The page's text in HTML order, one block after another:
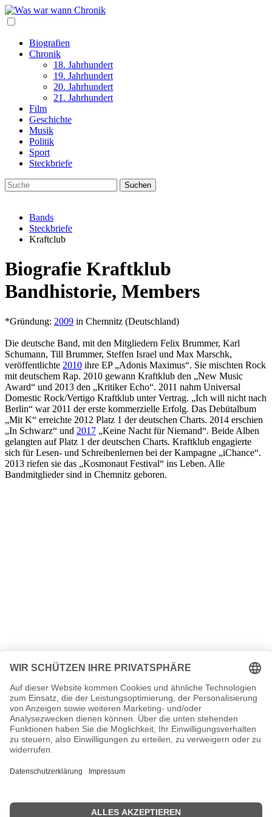
Biografien
Chronik
18. Jahrhundert
19. Jahrhundert
20. Jahrhundert
21. Jahrhundert
Film
Geschichte
Musik
Politik
Sport
Steckbriefe
Bands
Steckbriefe
Kraftclub
Biografie Kraftklub
Bandhistorie, Members
*Gründung: 2009 in Chemnitz (Deutschland)
Die deutsche Band, mit den Mitgliedern Felix Brummer, Karl
Schumann, Till Brummer, Steffen Israel und Max Marschk,
veröffentlichte 2010 ihre EP „Adonis Maximus“. Sie mischten Rock
mit deutschem Rap. 2010 gewann Kraftklub den „New Music
Award“ und 2013 den „Kritiker Echo“. 2011 nahm Universal
Domestic Rock/Vertigo Kraftklub unter Vertrag. „Ich will nicht nach
Berlin“ war 2011 der erste kommerzielle Erfolg. Das Debütalbum
„Mit K“ erreichte 2012 Platz 1 der deutschen Charts. 2014 erschien
„In Schwarz“ und 2017 „Keine Nacht für Niemand“. Beide Alben
gelangten auf Platz 1 der deutschen Charts. Kraftklub engagierte
sich für Lesen- und Schreibenlernen bei der Kampagne „iChance“.
2013 riefen sie das „Kosmonaut Festival“ ins Leben. Alle
Bandmitglieder sind in Chemnitz geboren.
n.n.v. - Die offizielle Kraftklub Homepage